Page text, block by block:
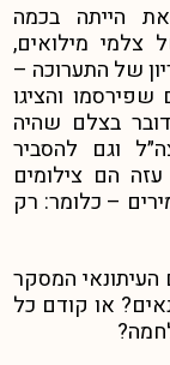
הייתה בכמה
צלמי מילואים,
של התערוכה –
והציגו
בצלם שהיה
וגם להסביר
הם צילומים
– כלומר: רק
המסקר
או קודם כל